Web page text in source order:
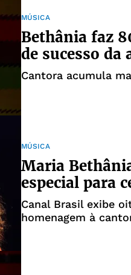
MÚSICA
Bethânia faz
de sucesso
Cantora acumula
MÚSICA
Maria
especial para
Canal Brasil exibe
homenagem à